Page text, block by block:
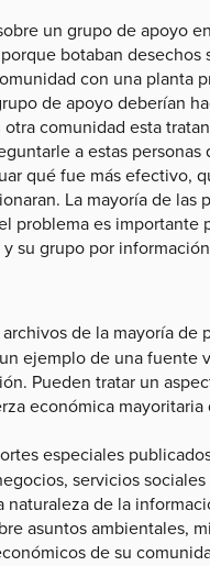
un grupo de apoyo
botaban desechos
con una planta
de apoyo deberían
comunidad esta
a estas personas
qué fue más efectivo,
La mayoría de las
problema es importante
su grupo por
de la mayoría de
ejemplo de una fuente
Pueden tratar un
económica mayoritaria
especiales
servicios
de la
asuntos ambientales,
de su